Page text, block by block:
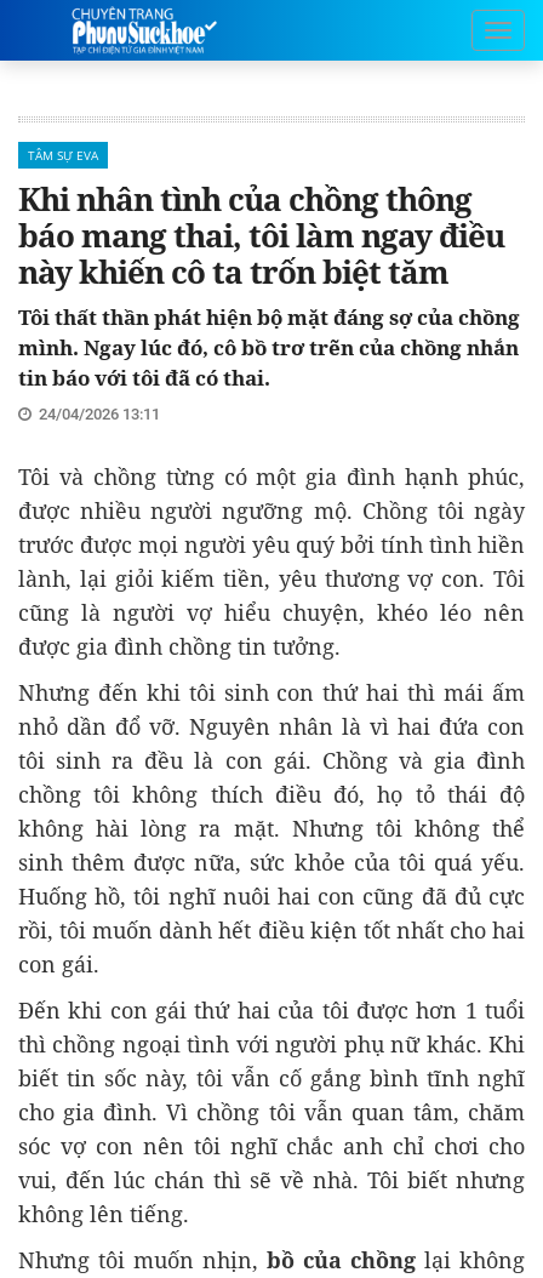
TÂM SỰ EVA
Khi nhân tình của chồng thông
báo mang thai, tôi làm ngay điều
này khiến cô ta trốn biệt tăm
Tôi thất thần phát hiện bộ mặt đáng sợ của chồng
mình. Ngay lúc đó, cô bồ trơ trẽn của chồng nhắn
tin báo với tôi đã có thai.
24/04/2026 13:11
Tôi và chồng từng có một gia đình hạnh phúc,
được nhiều người ngưỡng mộ. Chồng tôi ngày
trước được mọi người yêu quý bởi tính tình hiền
lành, lại giỏi kiếm tiền, yêu thương vợ con. Tôi
cũng là người vợ hiểu chuyện, khéo léo nên
được gia đình chồng tin tưởng.
Nhưng đến khi tôi sinh con thứ hai thì mái ấm
nhỏ dần đổ vỡ. Nguyên nhân là vì hai đứa con
tôi sinh ra đều là con gái. Chồng và gia đình
chồng tôi không thích điều đó, họ tỏ thái độ
không hài lòng ra mặt. Nhưng tôi không thể
sinh thêm được nữa, sức khỏe của tôi quá yếu.
Huống hồ, tôi nghĩ nuôi hai con cũng đã đủ cực
rồi, tôi muốn dành hết điều kiện tốt nhất cho hai
con gái.
Đến khi con gái thứ hai của tôi được hơn 1 tuổi
thì chồng ngoại tình với người phụ nữ khác. Khi
biết tin sốc này, tôi vẫn cố gắng bình tĩnh nghĩ
cho gia đình. Vì chồng tôi vẫn quan tâm, chăm
sóc vợ con nên tôi nghĩ chắc anh chỉ chơi cho
vui, đến lúc chán thì sẽ về nhà. Tôi biết nhưng
không lên tiếng.
Nhưng tôi muốn nhịn, bồ của chồng lại không